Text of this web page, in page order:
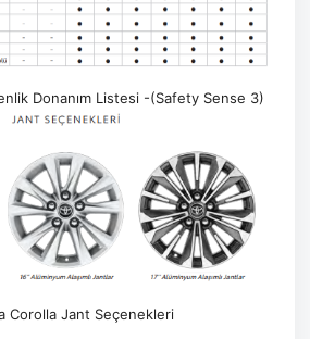
Donanım Listesi -(Safety Sense 3)
Corolla Jant Seçenekleri